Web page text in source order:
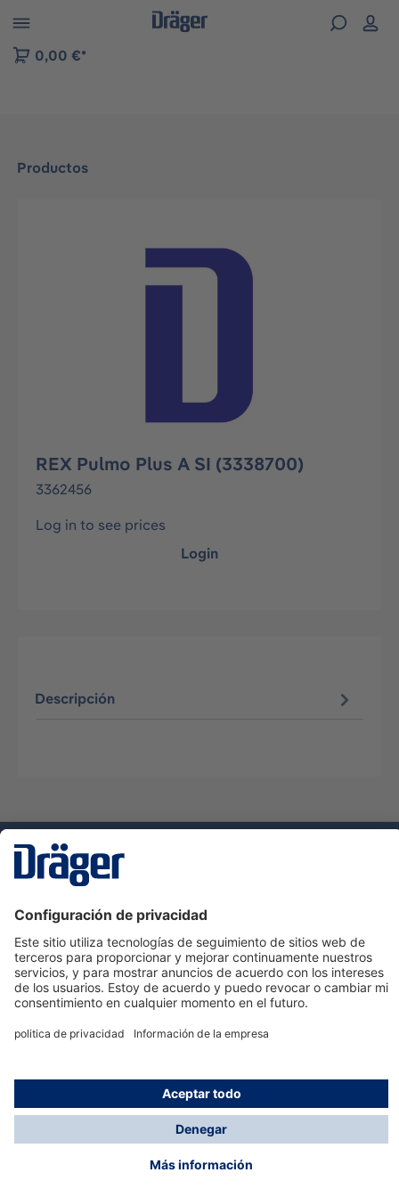
to B2B platform navigation
0,00 €*
Productos
Omitir galería de imágenes
REX Pulmo Plus A SI (3338700)
3362456
Log in to see prices
Login
Descripción
Servicio de atención al cliente de Dräger
Ayuda
Información
© Dräger Hispania S.A.U., 2024
*Todos los precios no incluyen IVA y posibles gastos
de envío, salvo que indique lo contrario